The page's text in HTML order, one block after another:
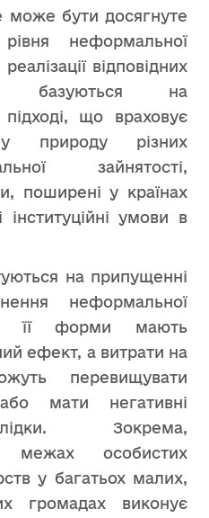
може бути досягнуте
неформальної
відповідних
базуються на
що враховує
природу різних
зайнятості,
поширені у країнах
умови в
на припущенні
неформальної
її форми мають
ефект, а витрати на
перевищувати
мати негативні
Зокрема,
межах особистих
у багатьох малих,
громадах виконує